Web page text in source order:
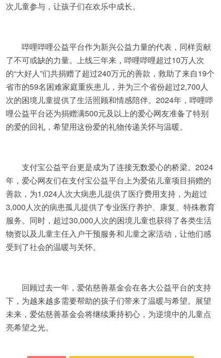
次儿童参与，让孩子们在欢乐中成长。
哔哩哔哩公益平台作为新兴公益力量的代表，同样贡献
了不可或缺的力量。上线三年来，哔哩哔哩超过10万人次
的“大好人”们共捐赠了超过240万元的善款，救助了来自19个
省市的59名困难家庭重疾患儿，并为三个省份超过2,700人
次的困境儿童提供了生活照顾和情感陪伴。2024年，哔哩哔
哩公益平台还为捐赠满500元及以上的爱心网友准备了特别
的爱的回礼，希望用这份爱的礼物传递关怀与温暖。
支付宝公益平台更是成为了连接无数爱心的桥梁。2024
年，爱心网友们在支付宝公益平台上为爱佑儿童项目捐赠的
善款，为1,024人次大病患儿提供了医疗费用支持，为超过
3,000人次的病患孤儿提供了专业医疗养护、康复、特殊教育
服务。同时，超过30,000人次的困境儿童也获得了各类生活
物资以及儿童主任入户干预服务和儿童之家活动，让他们感
受到了社会的温暖与关怀。
回顾过去一年，爱佑慈善基金会在各大公益平台的支持
下，为越来越多需要帮助的孩子们带来了温暖与希望。展望
未来，爱佑慈善基金会将继续秉持初心，为逆境中的儿童点
亮希望之光。